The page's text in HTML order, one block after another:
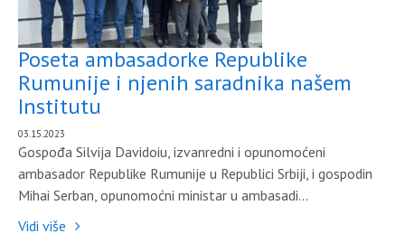
Poseta ambasadorke Republike
Rumunije i njenih saradnika našem
Institutu
03.15.2023
Gospođa Silvija Davidoiu, izvanredni i opunomoćeni
ambasador Republike Rumunije u Republici Srbiji, i gospodin
Mihai Serban, opunomoćni ministar u ambasadi...
Vidi više